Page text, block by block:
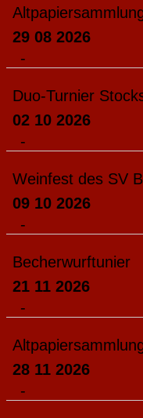
29 08 2026
-
Duo-Turnier
02 10 2026
-
Weinfest des SV
09 10 2026
-
Becherwurftunier
21 11 2026
-
28 11 2026
-